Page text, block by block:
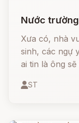
Nước
Xưa có, nhà
sinh, các ngự
ai tin là ông
chuyện đó,
ST